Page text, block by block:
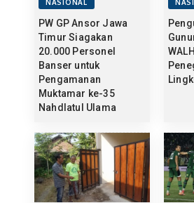
NASIONAL
PW GP Ansor Jawa
Timur Siagakan
20.000 Personel
Banser untuk
Pengamanan
Muktamar ke-35
Nahdlatul Ulama